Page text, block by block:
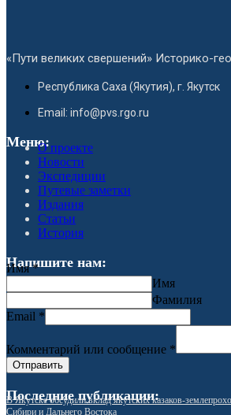
«Пути великих свершений» Историко-
Республика Саха (Якутия), г. Якутск
Email: info@pvs.rgo.ru
Меню:О проекте
Новости
Экспедиции
Путевые заметки
Издания
Статьи
История
Напишите нам:
Имя*
Имя
Фамилия
Email *
Комментарий или сообщение *
Отправить
Последние публикации:
В Якутске обсудили вклад якутских казаков-
Сибири и Дальнего Востока